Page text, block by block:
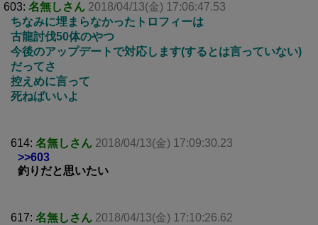
603: 名無しさん 2018/04/13(金) 17:06:47.53
ちなみに埋まらなかったトロフィーは
古龍討伐50体のやつ
今後のアップデートで対応します(するとは言っていない)
だってさ
控えめに言って
死ねばいいよ
614: 名無しさん 2018/04/13(金) 17:09:30.23
>>603
釣りだと思いたい
617: 名無しさん 2018/04/13(金) 17:10:26.62